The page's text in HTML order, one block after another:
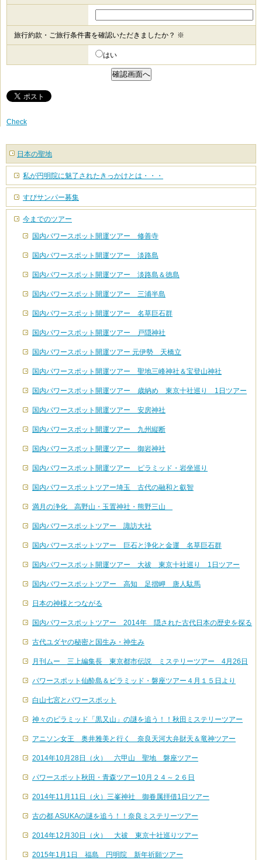
旅行約款・ご旅行条件書を確認いただきましたか？ ※
はい
Check
日本の聖地
私が円明院に魅了されたきっかけとは・・・
すぴサンパー募集
今までのツアー
国内パワースポット開運ツアー 修善寺
国内パワースポット開運ツアー 淡路島
国内パワースポット開運ツアー 淡路島＆徳島
国内パワースポット開運ツアー 三浦半島
国内パワースポット開運ツアー 名草巨石群
国内パワースポット開運ツアー 戸隠神社
国内パワースポット開運ツアー 元伊勢 天橋立
国内パワースポット開運ツアー 聖地三峰神社＆宝登山神社
国内パワースポット開運ツアー 歳納め 東京十社巡り 1日ツアー
国内パワースポット開運ツアー 安房神社
国内パワースポット開運ツアー 九州縦断
国内パワースポット開運ツアー 御岩神社
国内パワースポット開運ツアー ピラミッド・岩坐巡り
国内パワースポットツアー埼玉 古代の融和と叡智
満月の浄化 高野山・玉置神社・熊野三山
国内パワースポットツアー 諏訪大社
国内パワースポットツアー 巨石と浄化と金運 名草巨石群
国内パワースポット開運ツアー 大祓 東京十社巡り 1日ツアー
国内パワースポットツアー 高知 足摺岬 唐人駄馬
日本の神様とつながる
国内パワースポットツアー 2014年 隠された古代日本の歴史を探る
古代ユダヤの秘密と国生み・神生み
月刊ムー 三上編集長 東京都市伝説 ミステリーツアー 4月26日
パワースポット仙酔島＆ピラミッド・磐座ツアー４月１５日より
白山七宮とパワースポット
神々のピラミッド「黒又山」の謎を追う！！秋田ミステリーツアー
アニソン女王 奥井雅美と行く 奈良天河大弁財天＆竜神ツアー
2014年10月28日（火） 六甲山 聖地 磐座ツアー
パワースポット秋田・青森ツアー10月２４～２６日
2014年11月11日（火）三峯神社 御眷属拝借1日ツアー
古の都 ASUKAの謎を追う！！奈良ミステリーツアー
2014年12月30日（火） 大祓 東京十社巡りツアー
2015年1月1日 福島 円明院 新年祈願ツアー